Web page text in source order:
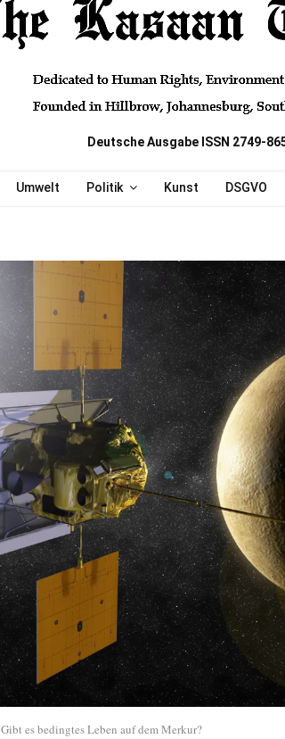
Deutsche Ausgabe ISSN 2749-
Umwelt Politik Kunst DSGVO
Gibt es bedingtes Leben auf dem Merkur?